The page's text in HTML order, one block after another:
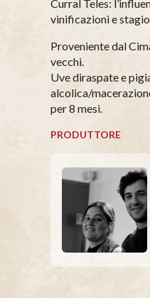
Curral Teles:
vinificazioni e
Proveniente dal
vecchi.
Uve diraspate e
alcolica/
per 8 mesi.
PRODUTTORE